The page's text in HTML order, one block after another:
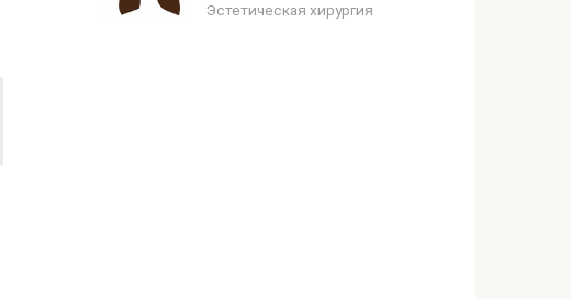
Эстетическая хирургия